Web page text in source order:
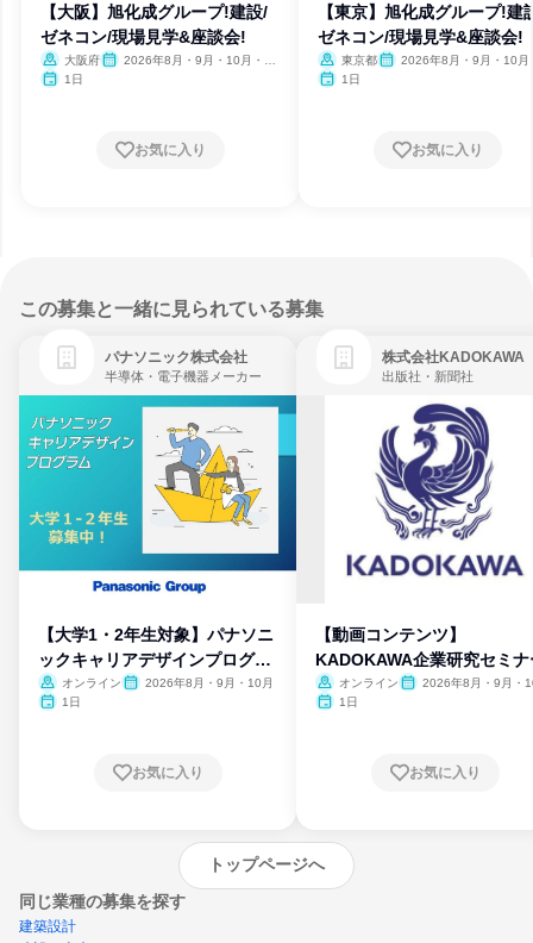
【大阪】旭化成グループ!建設/
ゼネコン/現場見学&座談会!
大阪府
2026年8月・9月・10月・11
1日
お気に入り
【東京】旭化成グループ!建
ゼネコン/現場見学&座談会!
東京都
2026年8月・9月・10月
1日
お気に入り
この募集と一緒に見られている募集
パナソニック株式会社
半導体・電子機器メーカー
【大学1・2年生対象】パナソニ
ックキャリアデザインプログラ
ム
オンライン
2026年8月・9月・10月
1日
お気に入り
株式会社KADOKAWA
出版社・新聞社
【動画コンテンツ】
KADOKAWA企業研究セミナ
オンライン
2026年8月・9月・
1日
お気に入り
トップページへ
同じ業種の募集を探す
建築設計